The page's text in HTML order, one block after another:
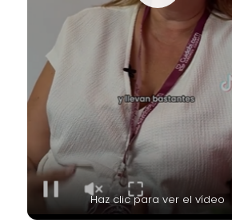
Haz clic para ver el vídeo